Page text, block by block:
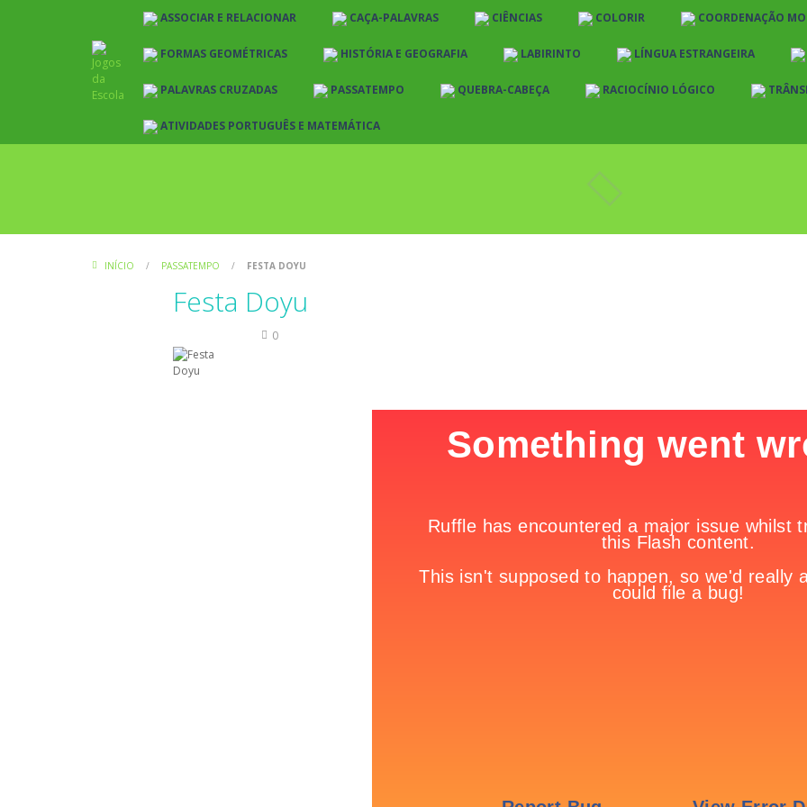
ASSOCIAR E RELACIONAR CAÇA-PALAVRAS CIÊNCIAS COLORIR COORDENAÇÃO
FORMAS GEOMÉTRICAS HISTÓRIA E GEOGRAFIA LABIRINTO LÍNGUA ESTRANGEIRA
PALAVRAS CRUZADAS PASSATEMPO QUEBRA-CABEÇA RACIOCÍNIO LÓGICO
ATIVIDADES PORTUGUÊS E MATEMÁTICA
INÍCIO / PASSATEMPO / FESTA DOYU
Festa Doyu
0